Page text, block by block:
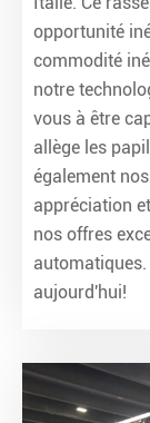
opportunité
commodité
notre
vous à être
allège les
également
appréciation
nos offres
aujourd'hui!